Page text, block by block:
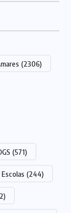
(2306)
(571)
Escolas (244)